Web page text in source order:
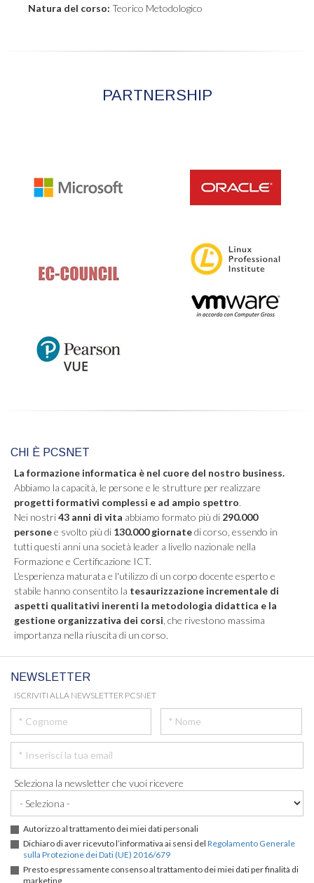
Natura del corso: Teorico Metodologico
PARTNERSHIP
CHI È PCSNET
La formazione informatica è nel cuore del nostro business.
Abbiamo la capacità, le persone e le strutture per realizzare
progetti formativi complessi e ad ampio spettro.
Nei nostri43 anni di vita abbiamo formato più di 290.000
personee svolto più di 130.000 giornatedi corso, essendo in
tutti questi anni una società leader a livello nazionale nella
Formazione e Certificazione ICT.
L'esperienza maturata e l'utilizzo di un corpo docente esperto e
stabile hanno consentito la tesaurizzazione incrementale di
aspetti qualitativi inerenti la metodologia didattica e la
gestione organizzativa dei corsi , che rivestono massima
importanza nella riuscita di un corso.
NEWSLETTER
ISCRIVITI ALLA NEWSLETTER PCSNET
Seleziona la newsletter che vuoi ricevere
Autorizzo al trattamento dei miei dati personali
Dichiaro di aver ricevuto l’informativa ai sensi del Regolamento Generale
sulla Protezione dei Dati (UE) 2016/679
Presto espressamente consenso al trattamento dei miei dati per finalità di
marketing